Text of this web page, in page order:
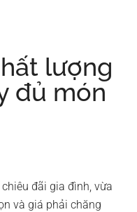
lượng
đủ món
đãi gia đình, vừa
và giá phải chăng